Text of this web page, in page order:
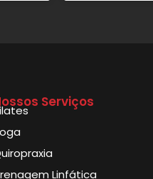
Serviços
Linfática